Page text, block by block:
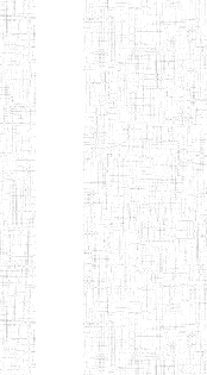
GTTC
MAMFE
GBTTC
KUMBA
GTTTC
KUMBA
GTTC
BAKASSI